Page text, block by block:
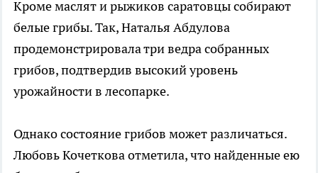
Кроме маслят и рыжиков саратовцы собирают
белые грибы. Так, Наталья Абдулова
продемонстрировала три ведра собранных
грибов, подтвердив высокий уровень
урожайности в лесопарке.
Однако состояние грибов может различаться.
Любовь Кочеткова отметила, что найденные ею